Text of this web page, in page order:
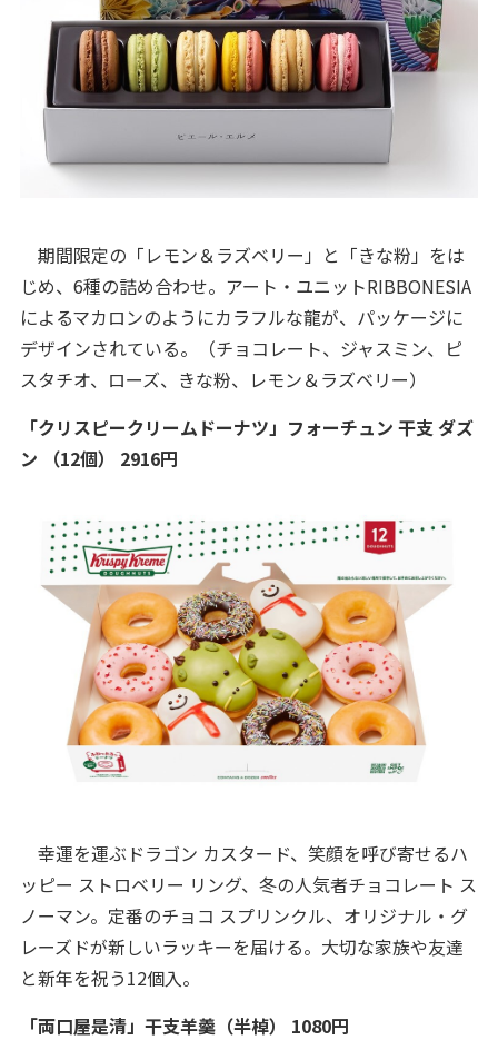
期間限定の「レモン＆ラズベリー」と「きな粉」をは
じめ、6種の詰め合わせ。アート・ユニットRIBBONESIA
によるマカロンのようにカラフルな龍が、パッケージに
デザインされている。（チョコレート、ジャスミン、ピ
スタチオ、ローズ、きな粉、レモン＆ラズベリー）
「クリスピークリームドーナツ」フォーチュン 干支 ダズ
ン （12個） 2916円
幸運を運ぶドラゴン カスタード、笑顔を呼び寄せるハ
ッピー ストロベリー リング、冬の人気者チョコレート ス
ノーマン。定番のチョコ スプリンクル、オリジナル・グ
レーズドが新しいラッキーを届ける。大切な家族や友達
と新年を祝う12個入。
「両口屋是清」干支羊羹（半棹） 1080円